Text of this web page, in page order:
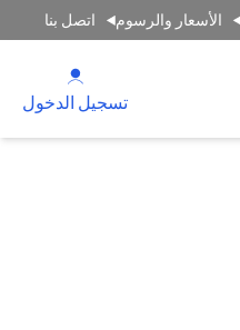
الأسعار والرسوم اتصل بنا
تسجيل الدخول